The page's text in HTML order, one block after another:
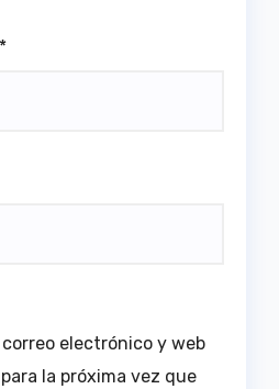
*
electrónico y web
la próxima vez que